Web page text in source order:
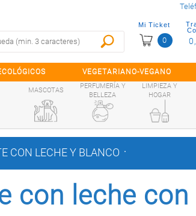
Mi Ticket
0
VEGETARIANO-VEGANO
MASCOTAS
PERFUMERÍA Y
BELLEZA
LIMPIEZA Y
HOGAR
CON LECHE Y BLANCO .
con leche con